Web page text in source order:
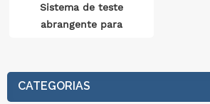
Sistema de teste
abrangente para
CATEGORIAS